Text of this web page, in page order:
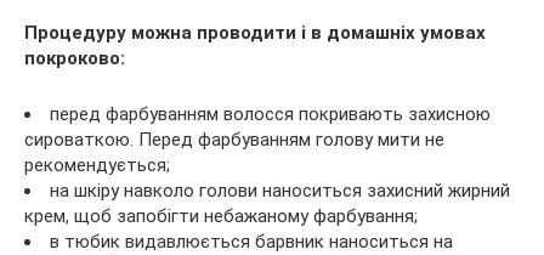
Процедуру можна проводити і в домашніх умовах
покроково:
перед фарбуванням волосся покривають захисною
сироваткою. Перед фарбуванням голову мити не
рекомендується;
на шкіру навколо голови наноситься захисний жирний
крем, щоб запобігти небажаному фарбування;
в тюбик видавлюється барвник наноситься на